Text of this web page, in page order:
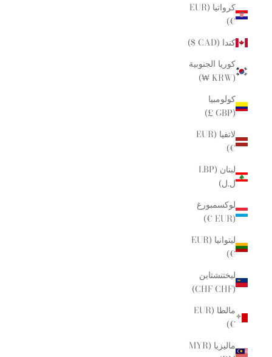
كرواتيا (EUR
€)
كندا (CAD $)
كوريا الجنوبية
(KRW ₩)
كولومبيا
(GBP £)
لاتفيا (EUR
€)
لبنان (LBP
ل.ل)
لوكسمبورغ
(EUR €)
ليتوانيا (EUR
€)
ليختنشتاين
(CHF CHF)
مالطا (EUR
€)
ماليزيا (MYR